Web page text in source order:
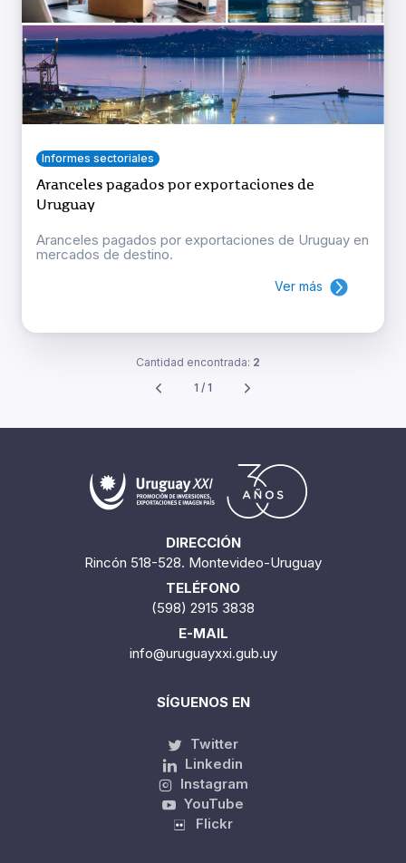
Informes sectoriales
Aranceles pagados por exportaciones de
Uruguay
Aranceles pagados por exportaciones de Uruguay en
mercados de destino.
Ver más
Cantidad encontrada: 2
1 / 1
DIRECCIÓN
Rincón 518-528. Montevideo-Uruguay
TELÉFONO
(598) 2915 3838
E-MAIL
info@uruguayxxi.gub.uy
SÍGUENOS EN
Twitter
Linkedin
Instagram
YouTube
Flickr